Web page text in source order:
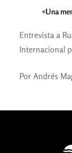
«Una
Entrevista a
Internacional
Por Andrés